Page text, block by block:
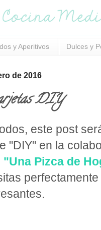
y Aperitivos Dulces y
de 2016
DIY
este post
"DIY" en la
"Una Pizca de